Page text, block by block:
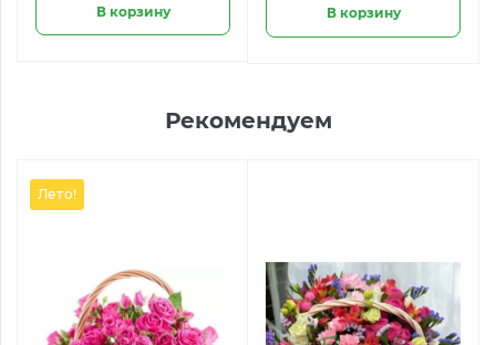
В корзину В корзину
Рекомендуем
Лето!